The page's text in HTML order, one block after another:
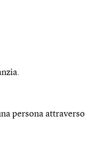
persona attraverso